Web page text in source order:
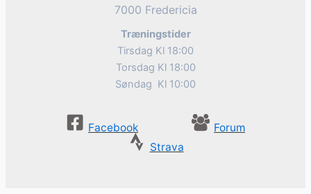
7000 Fredericia
Træningstider
Tirsdag Kl 18:00
Torsdag Kl 18:00
Søndag Kl 10:00
Facebook
Forum
Strava